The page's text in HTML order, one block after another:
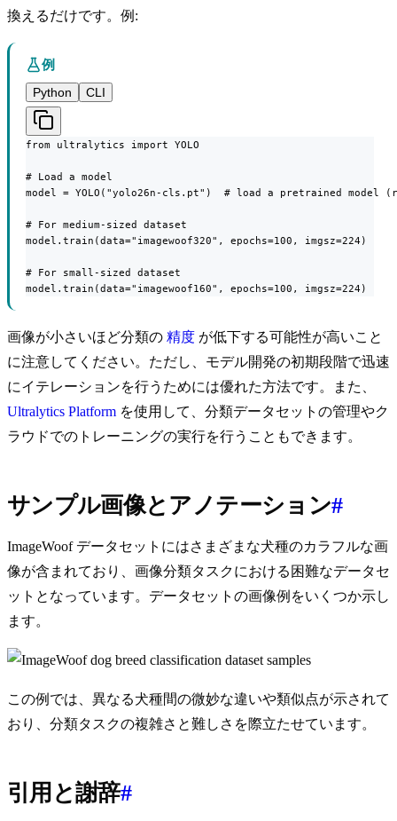
換えるだけです。例:
例
Python
CLI
from ultralytics import YOLO
# Load a model
model = YOLO("yolo26n-cls.pt")  # load a pretrained model
# For medium-sized dataset
model.train(data="imagewoof320", epochs=100, imgsz=224)
# For small-sized dataset
model.train(data="imagewoof160", epochs=100, imgsz=224)
画像が小さいほど分類の 精度 が低下する可能性が高いこと
に注意してください。ただし、モデル開発の初期段階で迅速
にイテレーションを行うためには優れた方法です。また、
Ultralytics Platform を使用して、分類データセットの管理やク
ラウドでのトレーニングの実行を行うこともできます。
サンプル画像とアノテーション#
ImageWoof データセットにはさまざまな犬種のカラフルな画
像が含まれており、画像分類タスクにおける困難なデータセ
ットとなっています。データセットの画像例をいくつか示し
ます。
この例では、異なる犬種間の微妙な違いや類似点が示されて
おり、分類タスクの複雑さと難しさを際立たせています。
引用と謝辞#